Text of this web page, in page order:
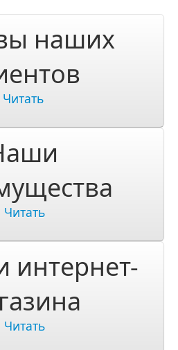
вопросы
наших
Читать
Читать
интернет-
Читать